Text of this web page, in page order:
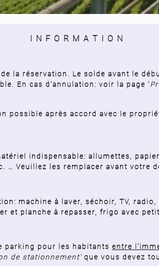
I N F O R M A T I O N
la réservation. Le solde avant le
En cas d'annulation: voir la page '
possible après accord avec le
indispensable: allumettes,
… Veuillez les remplacer avant votre
machine à laver, séchoir, TV,
et planche à repasser, frigo avec
parking pour les habitants entre
de stationnement'que vous devez